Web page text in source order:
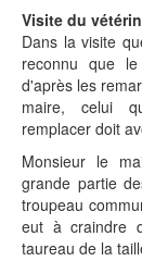
Visite du
Dans la visite
reconnu que
d'après les
maire, celui
remplacer doit
Monsieur le
grande partie
troupeau
eut à craindre
taureau de la